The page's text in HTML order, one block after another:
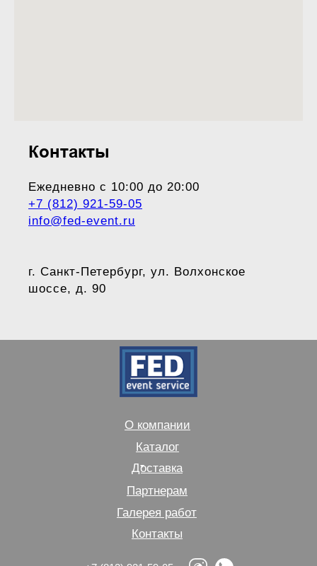
Контакты
Ежедневно с 10:00 до 20:00
+7 (812) 921-59-05
info@fed-event.ru
г. Санкт-Петербург, ул. Волхонское
шоссе, д. 90
О компании
Каталог
Доставка
Контакты
Галерея работ
Партнерам